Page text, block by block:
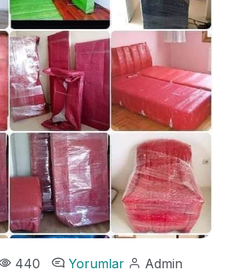
440 Yorumlar Admin